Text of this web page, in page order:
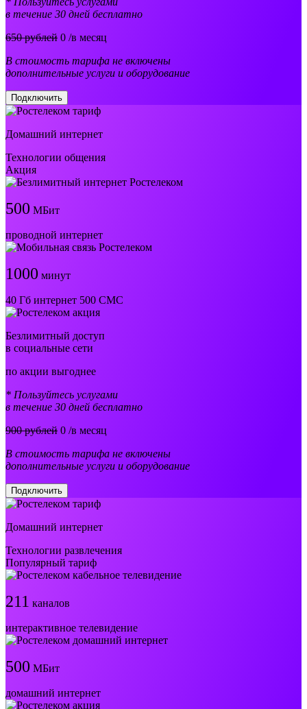
в течение 30 дней бесплатно
650 рублей 0 /в месяц
В стоимость тарифа не включены
дополнительные услуги и оборудование
Подключить
Домашний интернет
Технологии общения
Акция
500 МБит
проводной интернет
1000 минут
40 Гб интернет 500 СМС
Безлимитный доступ
в социальные сети
по акции выгоднее
* Пользуйтесь услугами
в течение 30 дней бесплатно
900 рублей 0 /в месяц
В стоимость тарифа не включены
дополнительные услуги и оборудование
Подключить
Домашний интернет
Технологии развлечения
Популярный тариф
211 каналов
интерактивное телевидение
500 МБит
домашний интернет